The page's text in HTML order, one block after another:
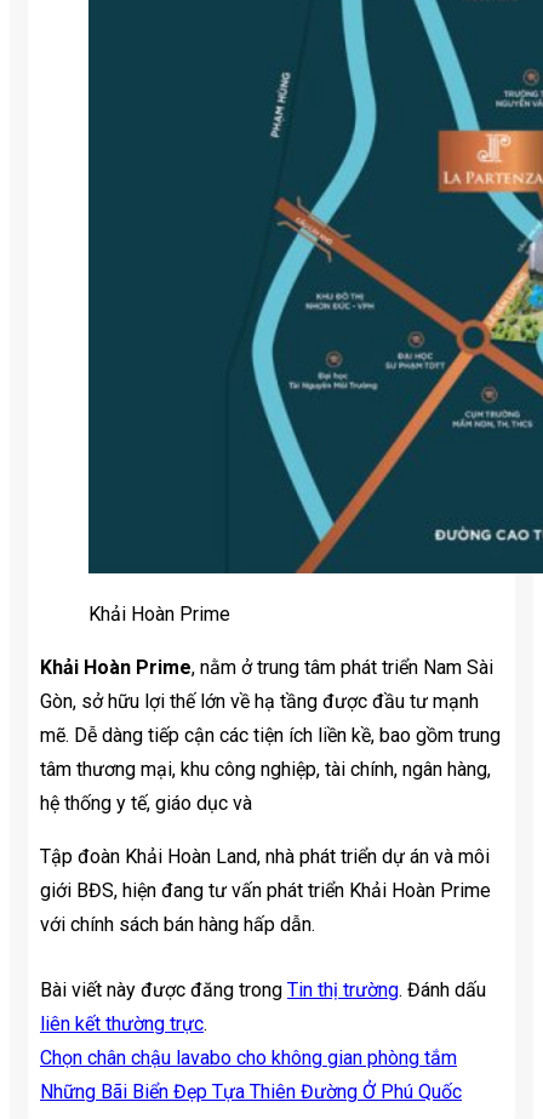
Khải Hoàn Prime
Khải Hoàn Prime, nằm ở trung tâm phát triển Nam Sài
Gòn, sở hữu lợi thế lớn về hạ tầng được đầu tư mạnh
mẽ. Dễ dàng tiếp cận các tiện ích liền kề, bao gồm trung
tâm thương mại, khu công nghiệp, tài chính, ngân hàng,
hệ thống y tế, giáo dục và
Tập đoàn Khải Hoàn Land, nhà phát triển dự án và môi
giới BĐS, hiện đang tư vấn phát triển Khải Hoàn Prime
với chính sách bán hàng hấp dẫn.
Bài viết này được đăng trong Tin thị trường. Đánh dấu
liên kết thường trực.
Chọn chân chậu lavabo cho không gian phòng tắm
Những Bãi Biển Đẹp Tựa Thiên Đường Ở Phú Quốc